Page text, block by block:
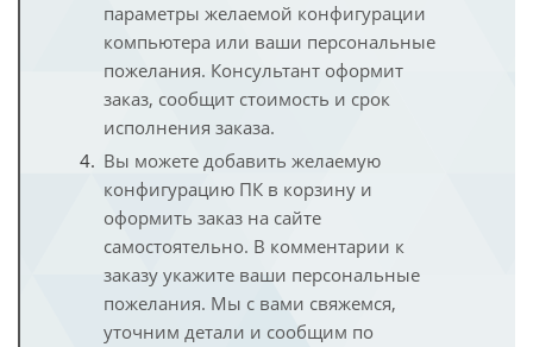
параметры желаемой конфигурации
компьютера или ваши персональные
пожелания. Консультант оформит
заказ, сообщит стоимость и срок
исполнения заказа.
Вы можете добавить желаемую
конфигурацию ПК в корзину и
оформить заказ на сайте
самостоятельно. В комментарии к
заказу укажите ваши персональные
пожелания. Мы с вами свяжемся,
уточним детали и сообщим по